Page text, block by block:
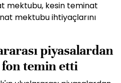
mektubu, kesin teminat
mektubu ihtiyaçlarını
piyasalardan
temin etti